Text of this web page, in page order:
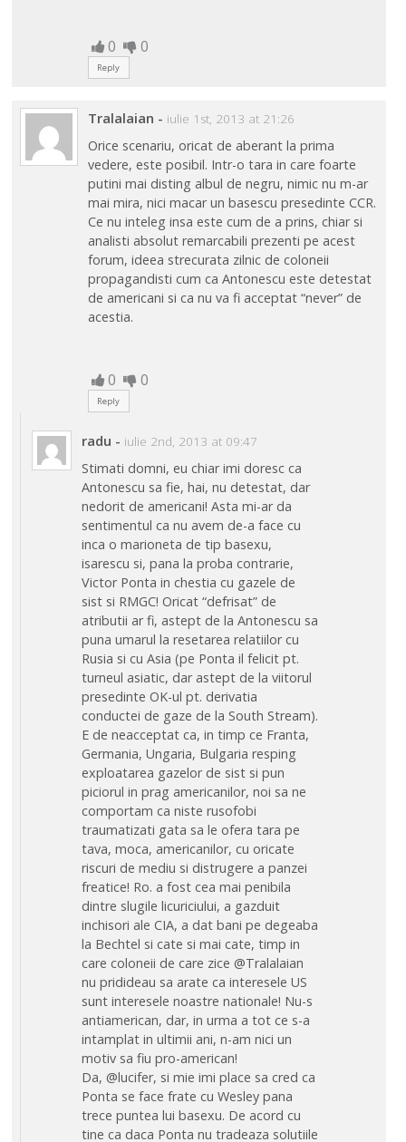
0 0
Reply
Tralalaian - iulie 1st, 2013 at 21:26
Orice scenariu, oricat de aberant la prima
vedere, este posibil. Intr-o tara in care foarte
putini mai disting albul de negru, nimic nu m-ar
mai mira, nici macar un basescu presedinte CCR.
Ce nu inteleg insa este cum de a prins, chiar si
analisti absolut remarcabili prezenti pe acest
forum, ideea strecurata zilnic de coloneii
propagandisti cum ca Antonescu este detestat
de americani si ca nu va fi acceptat “never” de
acestia.
0 0
Reply
radu - iulie 2nd, 2013 at 09:47
Stimati domni, eu chiar imi doresc ca
Antonescu sa fie, hai, nu detestat, dar
nedorit de americani! Asta mi-ar da
sentimentul ca nu avem de-a face cu
inca o marioneta de tip basexu,
isarescu si, pana la proba contrarie,
Victor Ponta in chestia cu gazele de
sist si RMGC! Oricat “defrisat” de
atributii ar fi, astept de la Antonescu sa
puna umarul la resetarea relatiilor cu
Rusia si cu Asia (pe Ponta il felicit pt.
turneul asiatic, dar astept de la viitorul
presedinte OK-ul pt. derivatia
conductei de gaze de la South Stream).
E de neacceptat ca, in timp ce Franta,
Germania, Ungaria, Bulgaria resping
exploatarea gazelor de sist si pun
piciorul in prag americanilor, noi sa ne
comportam ca niste rusofobi
traumatizati gata sa le ofera tara pe
tava, moca, americanilor, cu oricate
riscuri de mediu si distrugere a panzei
freatice! Ro. a fost cea mai penibila
dintre slugile licuriciului, a gazduit
inchisori ale CIA, a dat bani pe degeaba
la Bechtel si cate si mai cate, timp in
care coloneii de care zice @Tralalaian
nu pridideau sa arate ca interesele US
sunt interesele noastre nationale! Nu-s
antiamerican, dar, in urma a tot ce s-a
intamplat in ultimii ani, n-am nici un
motiv sa fiu pro-american!
Da, @lucifer, si mie imi place sa cred ca
Ponta se face frate cu Wesley pana
trece puntea lui basexu. De acord cu
tine ca daca Ponta nu tradeaza solutiile